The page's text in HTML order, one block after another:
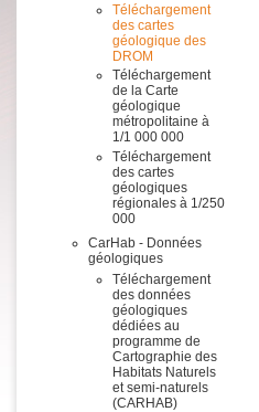
Téléchargement
des cartes
géologique des
DROM
Téléchargement
de la Carte
géologique
métropolitaine à
1/1 000 000
Téléchargement
des cartes
géologiques
régionales à 1/250
000
CarHab - Données
géologiques
Téléchargement
des données
géologiques
dédiées au
programme de
Cartographie des
Habitats Naturels
et semi-naturels
(CARHAB)